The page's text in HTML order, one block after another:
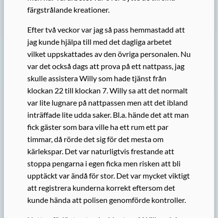
färgstrålande kreationer.
Efter två veckor var jag så pass hemmastadd att
jag kunde hjälpa till med det dagliga arbetet
vilket uppskattades av den övriga personalen. Nu
var det också dags att prova på ett nattpass, jag
skulle assistera Willy som hade tjänst från
klockan 22 till klockan 7. Willy sa att det normalt
var lite lugnare på nattpassen men att det ibland
inträffade lite udda saker. Bl.a. hände det att man
fick gäster som bara ville ha ett rum ett par
timmar, då rörde det sig för det mesta om
kärlekspar. Det var naturligtvis frestande att
stoppa pengarna i egen ficka men risken att bli
upptäckt var ändå för stor. Det var mycket viktigt
att registrera kunderna korrekt eftersom det
kunde hända att polisen genomförde kontroller.